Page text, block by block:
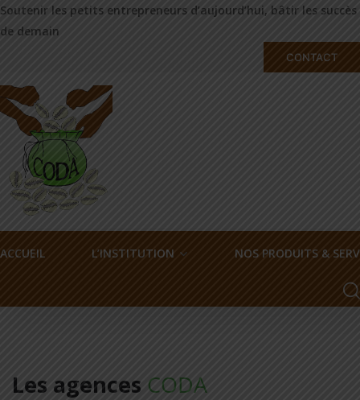
Soutenir les petits entrepreneurs d’aujourd’hui, bâtir les succès
de demain
CONTACT
ACCUEIL L’INSTITUTION NOS PRODUITS &
Les agences CODA